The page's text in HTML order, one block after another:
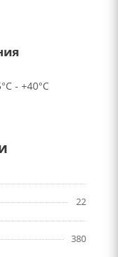
- +40°С
22
380